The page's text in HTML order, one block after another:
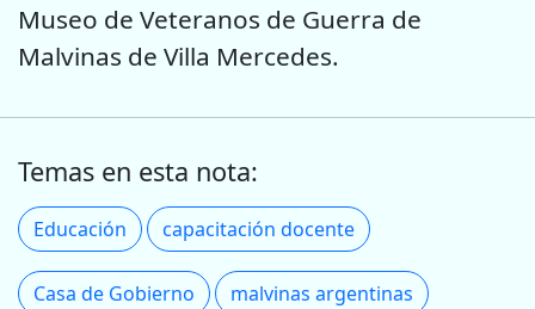
Museo de Veteranos de Guerra de
Malvinas de Villa Mercedes.
Temas en esta nota:
Educación capacitación docente
Casa de Gobierno malvinas argentinas